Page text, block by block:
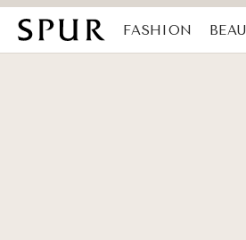
FASHION